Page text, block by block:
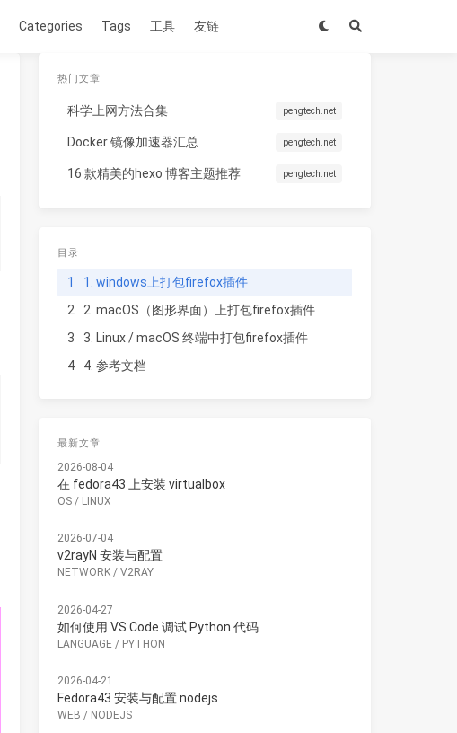
Categories Tags 工具 友链
热门文章
科学上网方法合集 pengtech.net
Docker 镜像加速器汇总 pengtech.net
16 款精美的hexo 博客主题推荐 pengtech.net
目录
1
1. windows上打包firefox插件
2
2. macOS（图形界面）上打包firefox插件
3
3. Linux / macOS 终端中打包firefox插件
4
4. 参考文档
最新文章
2026-08-04
在 fedora43 上安装 virtualbox
OS / LINUX
2026-07-04
v2rayN 安装与配置
NETWORK / V2RAY
2026-04-27
如何使用 VS Code 调试 Python 代码
LANGUAGE / PYTHON
2026-04-21
Fedora43 安装与配置 nodejs
WEB / NODEJS